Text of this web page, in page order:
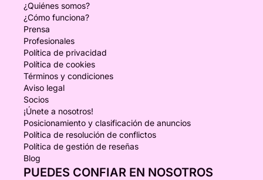
¿Quiénes somos?
¿Cómo funciona?
Prensa
Profesionales
Política de privacidad
Política de cookies
Términos y condiciones
Aviso legal
Socios
¡Únete a nosotros!
Posicionamiento y clasificación de anuncios
Política de resolución de conflictos
Política de gestión de reseñas
Blog
PUEDES CONFIAR EN NOSOTROS